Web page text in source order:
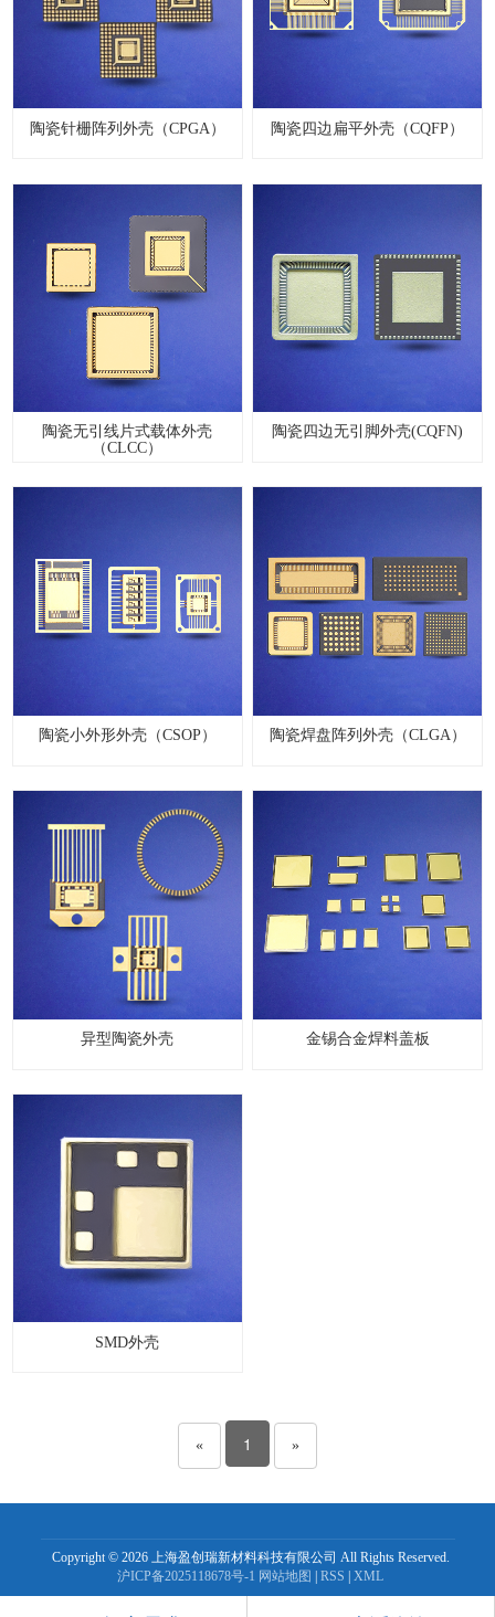
陶瓷针栅阵列外壳（CPGA） 陶瓷四边扁平外壳（CQFP）
陶瓷无引线片式载体外壳
（CLCC）
陶瓷四边无引脚外壳(CQFN)
陶瓷小外形外壳（CSOP） 陶瓷焊盘阵列外壳（CLGA）
异型陶瓷外壳 金锡合金焊料盖板
SMD外壳
« 1 »
Copyright © 2026 上海盈创瑞新材料科技有限公司 All Rights Reserved.
沪ICP备2025118678号-1 网站地图 | RSS | XML